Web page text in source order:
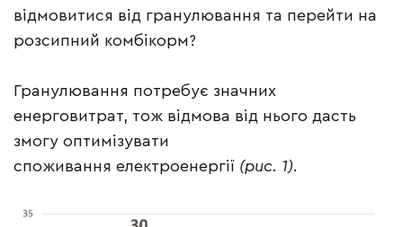
відмовитися від гранулювання та перейти на
розсипний комбікорм?
Гранулювання потребує значних
енерговитрат, тож відмова від нього дасть
змогу оптимізувати
споживання електроенергії (рис. 1).